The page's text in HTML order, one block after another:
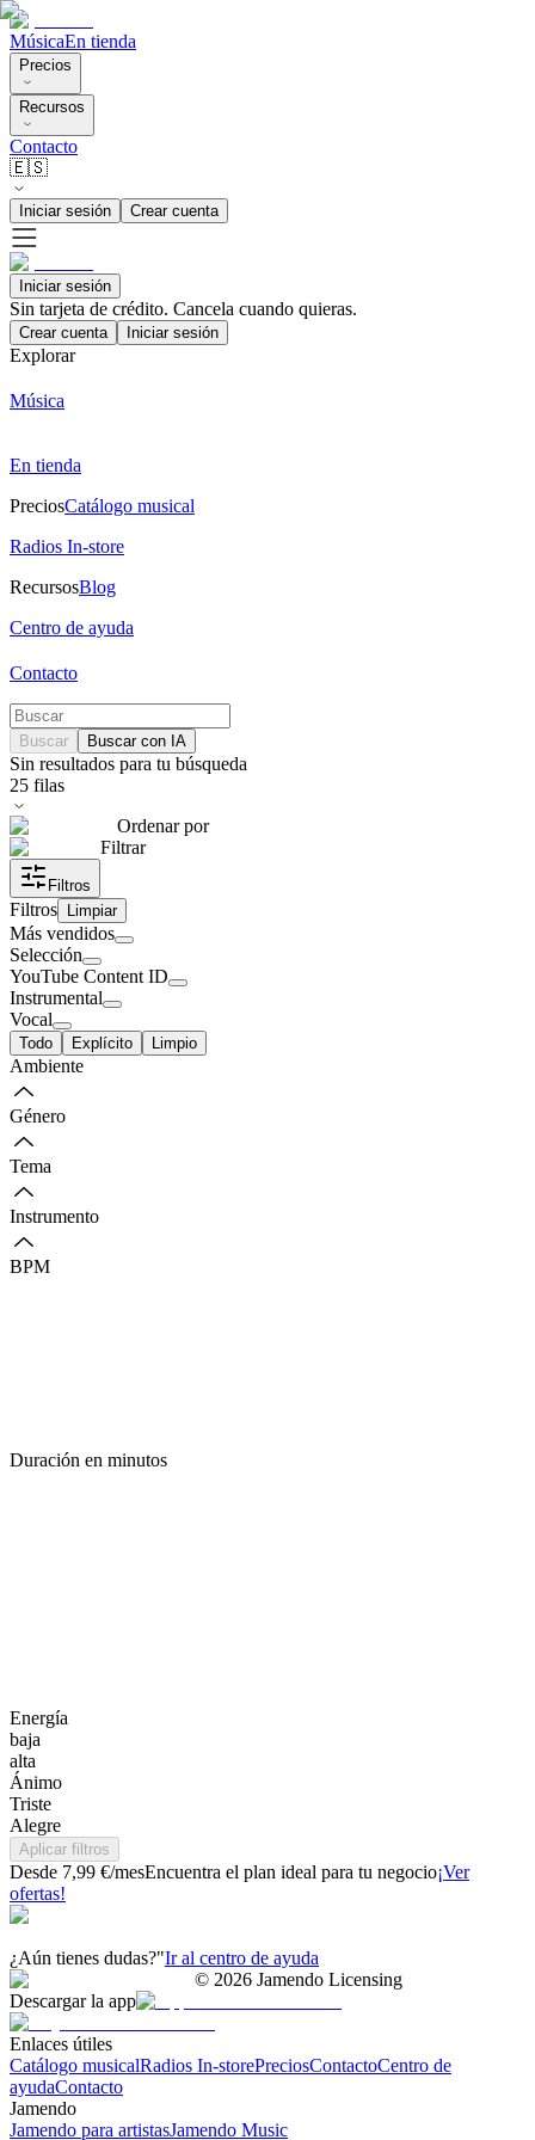
MúsicaEn tienda
Precios
Recursos
Contacto
🇪🇸
Iniciar sesión Crear cuenta
Iniciar sesión
Sin tarjeta de crédito. Cancela cuando quieras.
Crear cuenta Iniciar sesión
Explorar
Música
En tienda
PreciosCatálogo musical
Radios In-store
RecursosBlog
Centro de ayuda
Contacto
Buscar Buscar con IA
Sin resultados para tu búsqueda
25 filas
Ordenar por
Filtrar
Filtros
Filtros Limpiar
Más vendidos
Selección
YouTube Content ID
Instrumental
Vocal
Todo Explícito Limpio
Ambiente
Género
Tema
Instrumento
BPM
Duración en minutos
Energía
baja
alta
Ánimo
Triste
Alegre
Aplicar filtros
Desde 7,99 €/mesEncuentra el plan ideal para tu negocio¡Ver
ofertas!
¿Aún tienes dudas?"Ir al centro de ayuda
© 2026 Jamendo Licensing
Descargar la app
Enlaces útiles
Catálogo musicalRadios In-storePreciosContactoCentro de
ayudaContacto
Jamendo
Jamendo para artistasJamendo Music